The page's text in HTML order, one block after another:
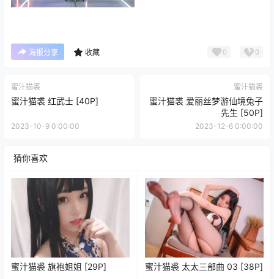
海报分享 收藏 0 0
蜜汁猫裘
蜜汁猫裘 红武士 [40P]
2023-10-9 0:00:00
蜜汁猫裘
蜜汁猫裘 爱丽丝梦游仙境兔子
先生 [50P]
2023-12-6 0:00:00
猜你喜欢
蜜汁猫裘 旗袍姐姐 [29P] 蜜汁猫裘 太太三部曲 03 [38P]